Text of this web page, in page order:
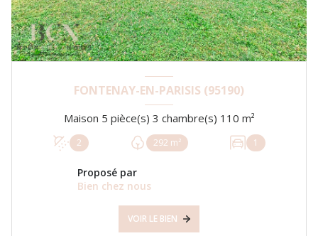
FONTENAY-EN-PARISIS (95190)
Maison 5 pièce(s) 3 chambre(s) 110 m²
2 292 m² 1
Proposé par
Bien chez nous
VOIR LE BIEN